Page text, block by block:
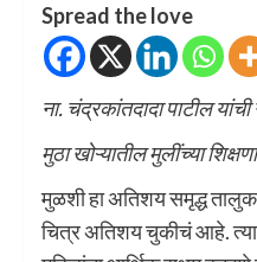
Spread the love
ना. चंद्रकांतदादा पाटील यांची
मुठा खोऱ्यातील मुलींच्या
मुळशी हा अतिशय समृद्ध
चित्र अतिशय चुकीचं आहे.